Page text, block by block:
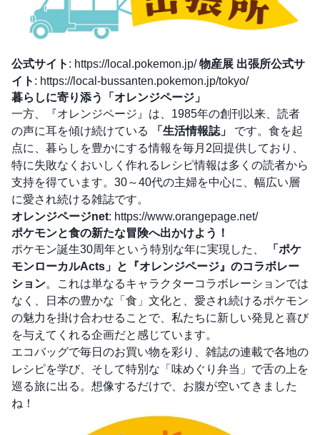
公式サイト : https://local.pokemon.jp/ 物産展 出張所公式サ
イト : https://local-bussanten.pokemon.jp/tokyo/
暮らしに寄り添う「オレンジページ」
一方、『オレンジページ』は、1985年の創刊以来、読者
の声に耳を傾け続けている
「生活情報誌」
です。食を起
点に、暮らしを豊かにする情報を毎月2回提供しており、
特に失敗なくおいしく作れるレシピ情報は多くの読者から
支持を得ています。30～40代の主婦を中心に、幅広い層
に愛され続ける雑誌です。
オレンジページnet: https://www.orangepage.net/
ポケモンと食の新たな冒険へ出かけよう！
ポケモン誕生30周年という特別な年に実現した、
「ポケ
モンローカルActs」と『オレンジページ』のコラボレー
ション。これは単なるキャラクターコラボレーションでは
なく、日本の豊かな「食」文化と、愛され続けるポケモン
の魅力を掛け合わせることで、私たちに新しい発見と喜び
を与えてくれる企画だと感じています。
エコバッグで毎日のお買い物を彩り、雑誌の連載で各地の
レシピを学び、そして特別な「味めぐり弁当」で舌の上を
巡る旅に出る。想像するだけで、お腹が空いてきました
ね！